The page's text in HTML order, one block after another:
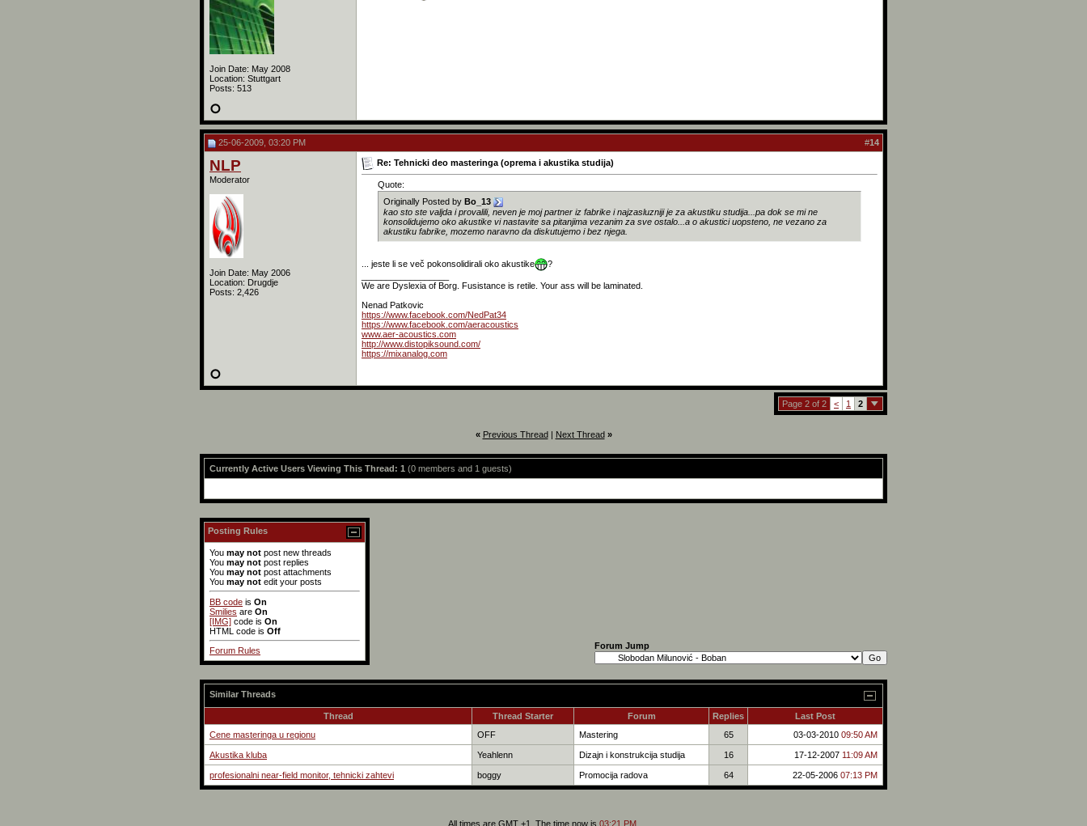
Join Date: May 2008
Location: Stuttgart
Posts: 513
25-06-2009, 03:20 PM #14
NLP
Moderator
Join Date: May 2006
Location: Drugdje
Posts: 2,426
Re: Tehnicki deo masteringa (oprema i akustika studija)
Quote:
Originally Posted by Bo_13
kao sto ste valjda i provalili, neven je moj partner iz fabrike i najzasluzniji je za akustiku studija...pa dok se mi ne
konsolidujemo oko akustike vi nastavite sa pitanjima vezanim za sve ostalo...a o akustici uopsteno, ne vezano za
akustiku fabrike, mozemo naravno da diskutujemo i bez njega.
... jeste li se več pokonsolidirali oko akustike
?
We are Dyslexia of Borg. Fusistance is retile. Your ass will be laminated.
Nenad Patkovic
https://www.facebook.com/NedPat34
https://www.facebook.com/aeracoustics
www.aer-acoustics.com
http://www.distopiksound.com/
https://mixanalog.com
Page 2 of 2 < 1 2
« Previous Thread| Next Thread »
Currently Active Users Viewing This Thread: 1 (0 members and 1 guests)
Posting Rules
You may not post new threads
You may not post replies
You may not post attachments
You may not edit your posts
BB code is On
Smilies are On
[IMG] code is On
HTML code is Off
Forum Rules
Forum Jump
Similar Threads
Thread Thread Starter Forum Replies
Last Post
Cene masteringa u regionu
OFF Mastering 65 03-03-2010 09:50 AM
Akustika kluba Yeahlenn Dizajn i konstrukcija studija 16 17-12-2007 11:09 AM
profesionalni near-field monitor, tehnicki zahtevi boggy Promocija radova 64 22-05-2006 07:13 PM
All times are GMT +1. The time now is 03:21 PM